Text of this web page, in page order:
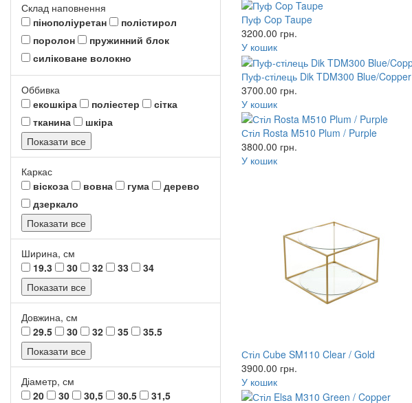
Склад наповнення
пінополіуретан
полістирол
поролон
пружинний блок
силіковане волокно
Оббивка
екошкіра
поліестер
сітка
тканина
шкіра
Показати все
Каркас
віскоза
вовна гума
дерево
дзеркало
Показати все
Ширина, см
19.3
30 32 33
34
Показати все
Довжина, см
29.5
30 32 35
35.5
Показати все
Діаметр, см
20
30 30,5 30.5
31,5
Пуф Cop Taupe
3200.00 грн.
У кошик
Пуф-стілець Dik TDM300 Blue/Copper
3700.00 грн.
У кошик
Стіл Rosta M510 Plum / Purple
3800.00 грн.
У кошик
Стіл Cube SM110 Clear / Gold
3900.00 грн.
У кошик